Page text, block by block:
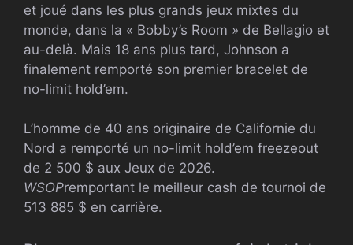
et joué dans les plus grands jeux mixtes du
monde, dans la « Bobby’s Room » de Bellagio et
au-delà. Mais 18 ans plus tard, Johnson a
finalement remporté son premier bracelet de
no-limit hold’em.
L’homme de 40 ans originaire de Californie du
Nord a remporté un no-limit hold’em freezeout
de 2 500 $ aux Jeux de 2026.
WSOPremportant le meilleur cash de tournoi de
513 885 $ en carrière.